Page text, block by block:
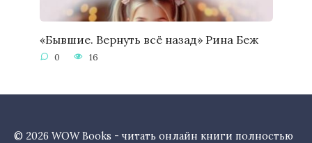
«Бывшие. Вернуть всё назад» Рина Беж
0 16
© 2026 WOW Books - читать онлайн книги полностью